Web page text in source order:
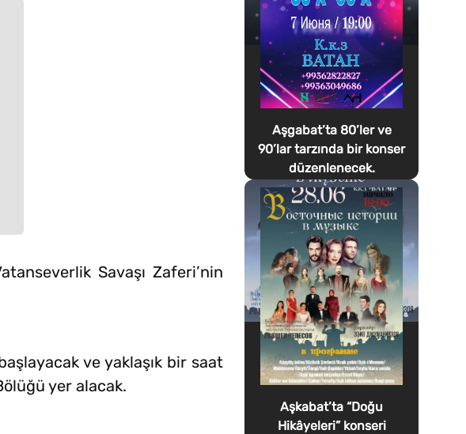
Savaşı Zaferi’nin
ve yaklaşık bir saat
yer alacak.
Aşgabat’ta 80’ler ve
90’lar tarzında bir konser
düzenlenecek.
Aşkabat’ta “Doğu
Hikâyeleri” konseri